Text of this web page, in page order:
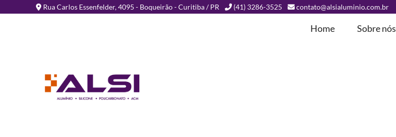
Rua Carlos Essenfelder, 4095 - Boqueirão - Curitiba / PR (41) 3286-3525 contato@alsialuminio.com.br
Home Sobre nós
Chapa de ACM para Fachada em Quatro
Pontes - PR